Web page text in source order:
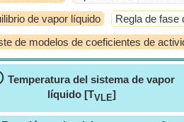
de vapor líquido
Regla de fase
de modelos de coeficientes de
Temperatura del sistema de vapor
líquido [TVLE]